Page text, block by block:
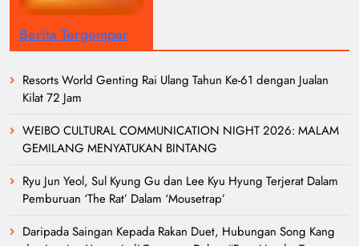
Berita Tergempar
Resorts World Genting Rai Ulang Tahun Ke-61 dengan Jualan
Kilat 72 Jam
WEIBO CULTURAL COMMUNICATION NIGHT 2026: MALAM
GEMILANG MENYATUKAN BINTANG
Ryu Jun Yeol, Sul Kyung Gu dan Lee Kyu Hyung Terjerat Dalam
Pemburuan ‘The Rat’ Dalam ‘Mousetrap’
Daripada Saingan Kepada Rakan Duet, Hubungan Song Kang